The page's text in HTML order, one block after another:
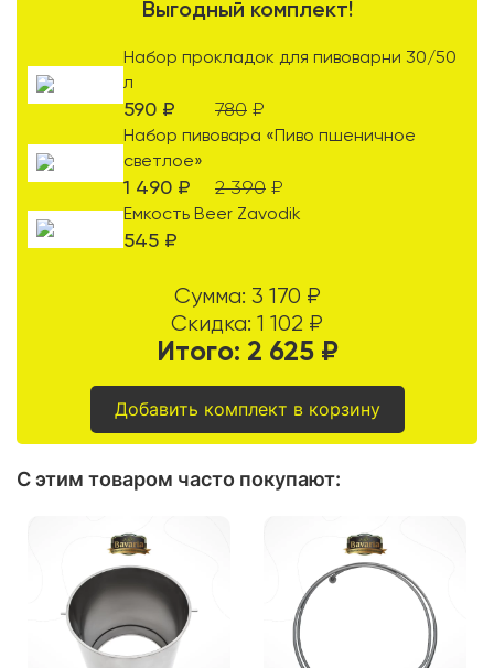
Выгодный комплект!
Набор прокладок для пивоварни 30/50
л
590 ₽ 780 ₽
Набор пивовара «Пиво пшеничное
светлое»
1 490 ₽ 2 390 ₽
Емкость Beer Zavodik
545 ₽
Сумма: 3 170 ₽
Скидка: 1 102 ₽
Итого: 2 625₽
Добавить комплект в корзину
С этим товаром часто покупают: